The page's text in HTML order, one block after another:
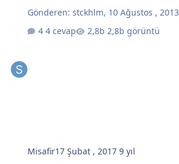
Gönderen:stckhlm, 10 Ağustos , 2013
4 cevap
2,8b görüntü
Misafir17 Şubat , 20179 yıl